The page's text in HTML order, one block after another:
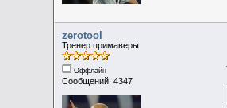
zerotool
Тренер примаверы
Оффлайн
Сообщений: 4347